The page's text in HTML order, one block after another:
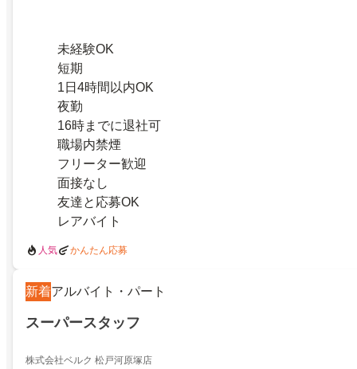
未経験OK
短期
1日4時間以内OK
夜勤
16時までに退社可
職場内禁煙
フリーター歓迎
面接なし
友達と応募OK
レアバイト
人気 かんたん応募
新着アルバイト・パート
スーパースタッフ
株式会社ベルク 松戸河原塚店